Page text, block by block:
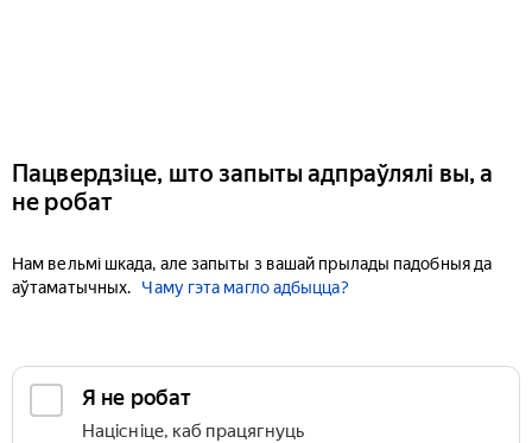
Пацвердзіце, што запыты адпраўлялі вы, а
не робат
Нам вельмі шкада, але запыты з вашай прылады падобныя да
аўтаматычных.
Чаму гэта магло адбыцца?
Я не робат
Націсніце, каб працягнуць